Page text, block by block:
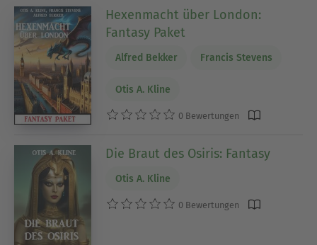
Hexenmacht über London:
Fantasy Paket
Alfred Bekker Francis Stevens
Otis A. Kline
0 Bewertungen
Die Braut des Osiris: Fantasy
Otis A. Kline
0 Bewertungen